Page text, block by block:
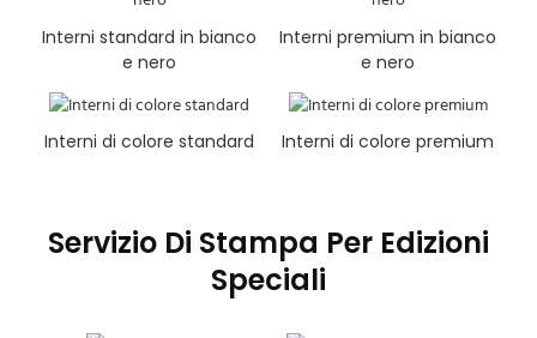
Interni standard in bianco
e nero
Interni premium in bianco
e nero
Interni di colore standard Interni di colore premium
Servizio Di Stampa Per Edizioni
Speciali